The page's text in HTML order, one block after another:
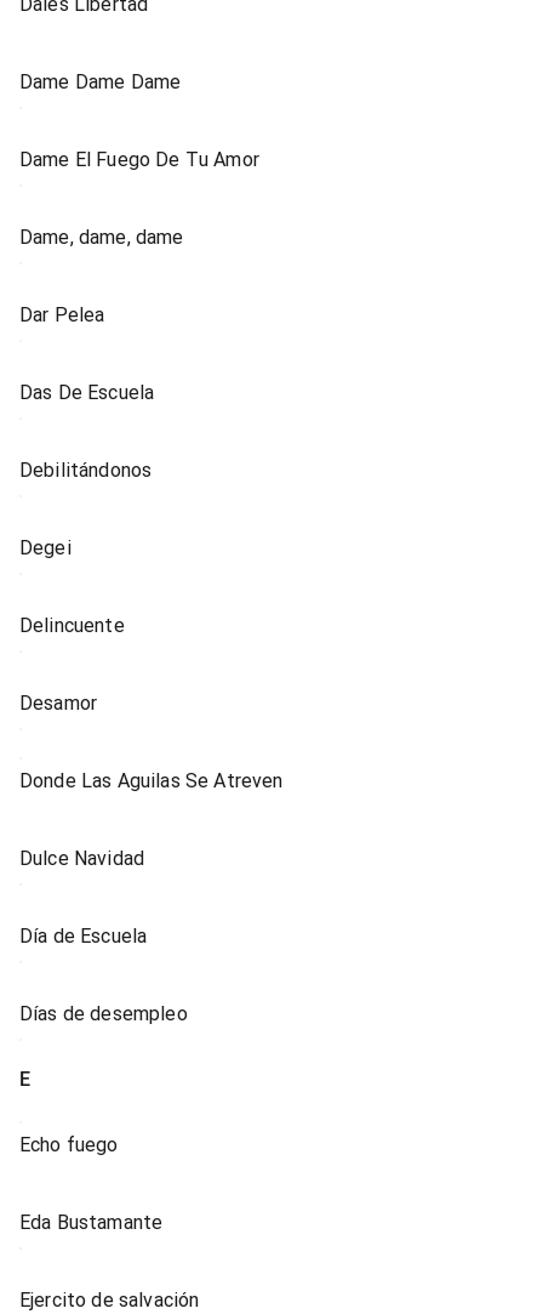
Dame Dame Dame
Dame El Fuego De Tu Amor
Dame, dame, dame
Dar Pelea
Das De Escuela
Debilitándonos
Degei
Delincuente
Desamor
Donde Las Aguilas Se Atreven
Dulce Navidad
Día de Escuela
Días de desempleo
E
Echo fuego
Eda Bustamante
Ejercito de salvación